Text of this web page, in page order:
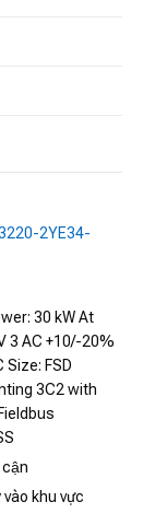
2YE34-
30 kW At
3 AC +10/-20%
FSD
3C2 with
khu vực